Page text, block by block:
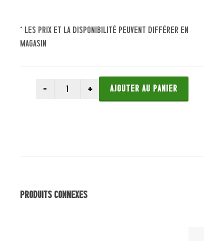
* les prix et la disponibilité peuvent différer en
magasin
AJOUTER AU PANIER
Produits Connexes